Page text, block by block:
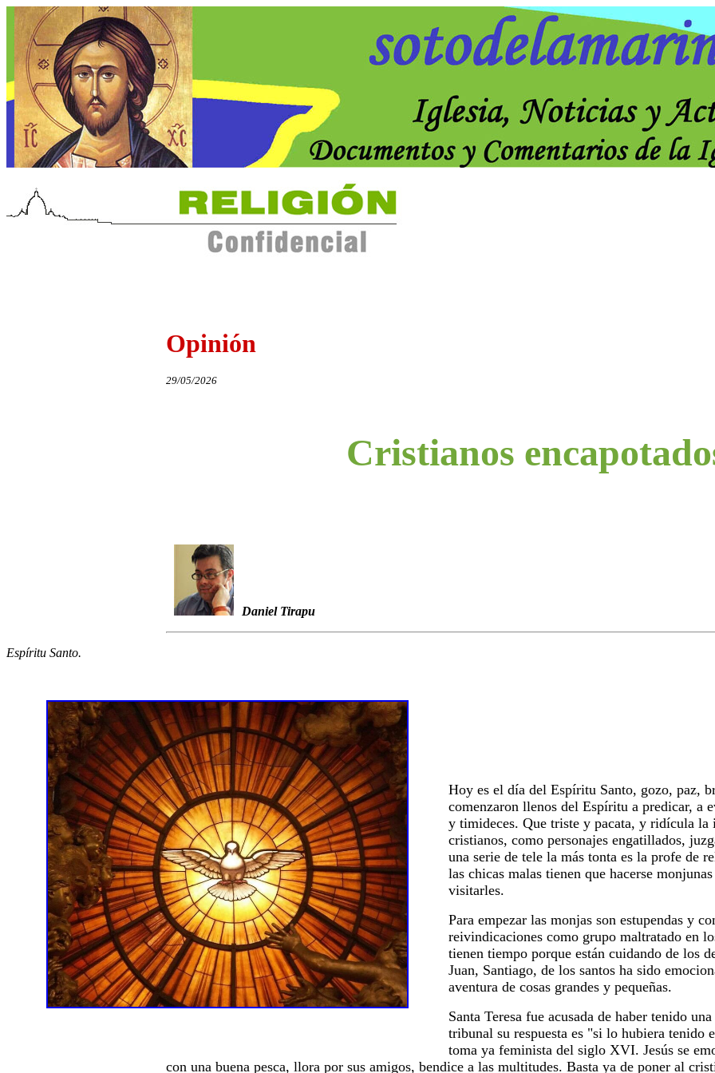
Opinión
29/05/2026
Cristianos
Daniel Tirapu
Espíritu Santo.
Hoy es el día del Espíritu Santo, gozo, paz,
comenzaron llenos del Espíritu a predicar, a
y timideces. Que triste y pacata, y ridícula la
cristianos, como personajes engatillados,
una serie de tele la más tonta es la profe de
las chicas malas tienen que hacerse
visitarles.
Para empezar las monjas son estupendas y
reivindicaciones como grupo maltratado en
tienen tiempo porque están cuidando de los
Juan, Santiago, de los santos ha sido
aventura de cosas grandes y pequeñas.
Santa Teresa fue acusada de haber tenido
tribunal su respuesta es "si lo hubiera tenido
toma ya feminista del siglo XVI. Jesús se
con una buena pesca, llora por sus amigos, bendice a las multitudes. Basta ya de poner al